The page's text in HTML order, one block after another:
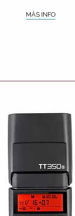
MÁS INFO